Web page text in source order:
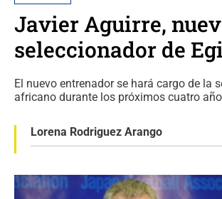
Javier Aguirre,
seleccionador de
El nuevo entrenador se hará cargo de la
africano durante los próximos cuatro
Lorena Rodriguez Arango